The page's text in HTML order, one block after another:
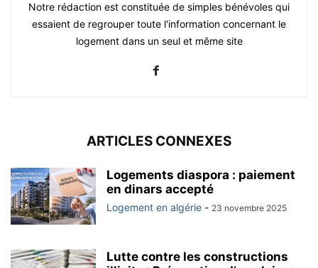
Notre rédaction est constituée de simples bénévoles qui
essaient de regrouper toute l'information concernant le
logement dans un seul et même site
ARTICLES CONNEXES
Logements diaspora : paiement
en dinars accepté
Logement en algérie - 23 novembre 2025
Lutte contre les constructions